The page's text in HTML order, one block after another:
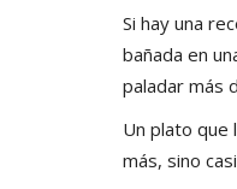
Si hay una
bañada en
paladar más
Un plato que
más, sino